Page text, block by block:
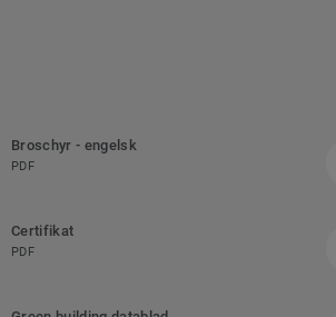
Broschyr - engelsk
PDF
Certifikat
PDF